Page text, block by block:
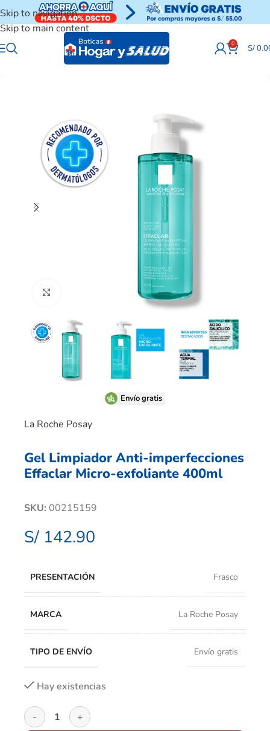
Skip to navigation
Skip to main content
0 S/
Envío gratis
La Roche Posay
Gel Limpiador Anti-imperfecciones
Effaclar Micro-exfoliante 400ml
SKU: 00215159
S/ 142.90
PRESENTACIÓN Frasco
MARCA La Roche Posay
TIPO DE ENVÍO Envío gratis
Hay existencias